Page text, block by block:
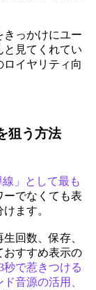
きっかけにユー
と見てくれてい
イヤリティ向
狙う方法
線」として最も
ーでなくても表
ます。
回数、保存、
おすすめ表示の
秒で惹きつける
音源の活用、